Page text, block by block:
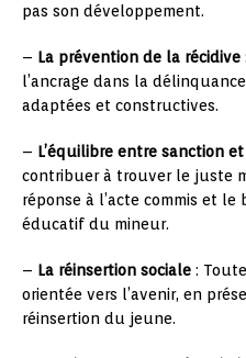
pas son développement.
– La prévention de la récidive
l’ancrage dans la
adaptées et constructives.
– L’équilibre entre sanction
contribuer à trouver le juste
réponse à l’acte commis et le
éducatif du mineur.
– La réinsertion sociale :
orientée vers l’avenir, en
réinsertion du jeune.